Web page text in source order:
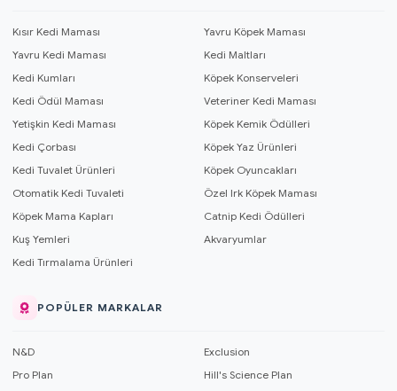
Kısır Kedi Maması
Yavru Köpek Maması
Yavru Kedi Maması
Kedi Maltları
Kedi Kumları
Köpek Konserveleri
Kedi Ödül Maması
Veteriner Kedi Maması
Yetişkin Kedi Maması
Köpek Kemik Ödülleri
Kedi Çorbası
Köpek Yaz Ürünleri
Kedi Tuvalet Ürünleri
Köpek Oyuncakları
Otomatik Kedi Tuvaleti
Özel Irk Köpek Maması
Köpek Mama Kapları
Catnip Kedi Ödülleri
Kuş Yemleri
Akvaryumlar
Kedi Tırmalama Ürünleri
POPÜLER MARKALAR
N&D
Exclusion
Pro Plan
Hill's Science Plan